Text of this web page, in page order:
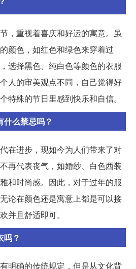
，重视着喜庆和好运的寓意。虽
颜色，如红色和绿色来穿着过
选择黑色、纯白色等颜色的衣服
人的审美观点不同，自己觉得好
特殊的节日里感到快乐和自信。
什么禁忌吗？
在进步，现如今为人们带来了对
再代表丧气，如婚纱、白色西装
和时尚感。因此，对于过年的服
论在颜色还是寓意上都是可以接
并且舒适即可。
吗？
明确的传统规定，但是从文化背